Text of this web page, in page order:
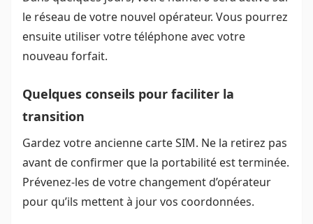
le réseau de votre nouvel opérateur. Vous pourrez
ensuite utiliser votre téléphone avec votre
nouveau forfait.
Quelques conseils pour faciliter la
transition
Gardez votre ancienne carte SIM. Ne la retirez pas
avant de confirmer que la portabilité est terminée.
Prévenez-les de votre changement d’opérateur
pour qu’ils mettent à jour vos coordonnées.